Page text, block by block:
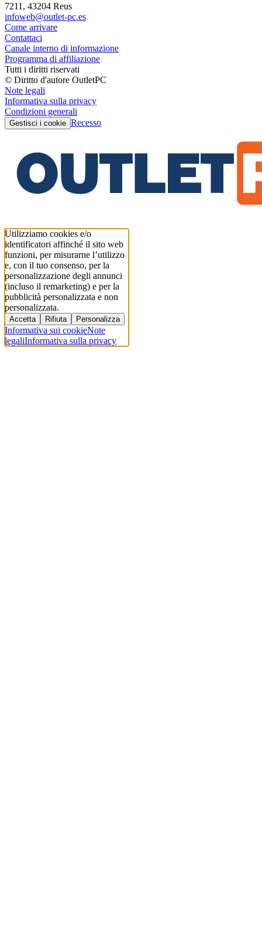
7211, 43204 Reus
infoweb@outlet-pc.es
Come arrivare
Contattaci
Canale interno di informazione
Programma di affiliazione
Tutti i diritti riservati
© Diritto d'autore OutletPC
Note legali
Informativa sulla privacy
Condizioni generali
Gestisci i cookie Recesso
Utilizziamo cookies e/o
identificatori affinché il sito web
funzioni, per misurarne l’utilizzo
e, con il tuo consenso, per la
personalizzazione degli annunci
(incluso il remarketing) e per la
pubblicità personalizzata e non
personalizzata.
Accetta Rifiuta Personalizza
Informativa sui cookieNote
legaliInformativa sulla privacy